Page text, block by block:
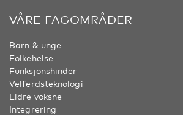
VÅRE FAGOMRÅDER
Barn & unge
Folkehelse
Funksjonshinder
Velferdsteknologi
Eldre voksne
Integrering